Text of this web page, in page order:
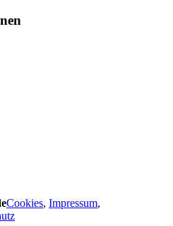
Cookies, Impressum,